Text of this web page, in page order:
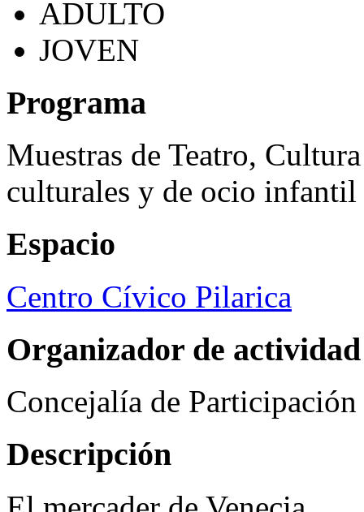
ADULTO
JOVEN
Programa
Muestras de Teatro,
culturales y de ocio infantil
Espacio
Centro Cívico Pilarica
Organizador de actividad
Concejalía de
Descripción